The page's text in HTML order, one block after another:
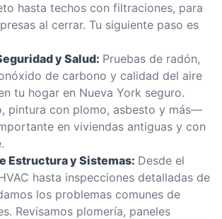
hasta techos con filtraciones, para
al cerrar. Tu siguiente paso es
y Salud: Pruebas de radón,
de carbono y calidad del aire
tu hogar en Nueva York seguro.
pintura con plomo, asbesto y más—
en viviendas antiguas y con
Estructura y Sistemas: Desde el
hasta inspecciones detalladas de
los problemas comunes de
Revisamos plomería, paneles